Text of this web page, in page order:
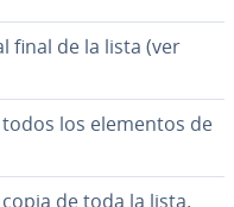
final de la lista (ver
los elementos de
de toda la lista.